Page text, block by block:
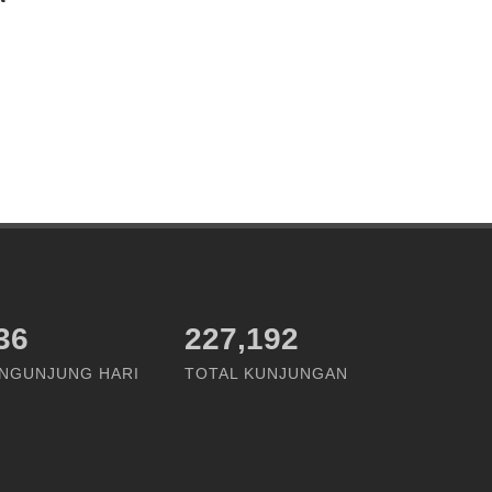
HARI
227,192
TOTAL KUNJUNGAN